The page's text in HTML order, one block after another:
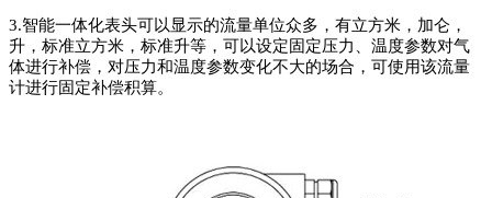
3.智能一体化表头可以显示的流量单位众多，有立方米，加仑，
升，标准立方米，标准升等，可以设定固定压力、温度参数对气
体进行补偿，对压力和温度参数变化不大的场合，可使用该流量
计进行固定补偿积算。